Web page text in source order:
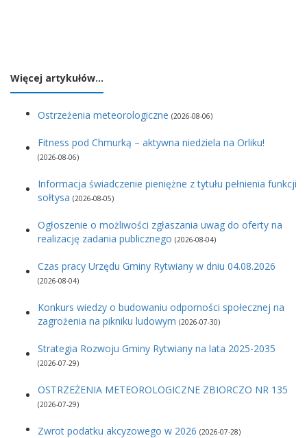
Więcej artykułów…
Ostrzeżenia meteorologiczne (2026-08-06)
Fitness pod Chmurką – aktywna niedziela na Orliku!
(2026-08-06)
Informacja świadczenie pieniężne z tytułu pełnienia funkcji
sołtysa (2026-08-05)
Ogłoszenie o możliwości zgłaszania uwag do oferty na
realizację zadania publicznego (2026-08-04)
Czas pracy Urzędu Gminy Rytwiany w dniu 04.08.2026
(2026-08-04)
Konkurs wiedzy o budowaniu odporności społecznej na
zagrożenia na pikniku ludowym (2026-07-30)
Strategia Rozwoju Gminy Rytwiany na lata 2025-2035
(2026-07-29)
OSTRZEŻENIA METEOROLOGICZNE ZBIORCZO NR 135
(2026-07-29)
Zwrot podatku akcyzowego w 2026 (2026-07-28)